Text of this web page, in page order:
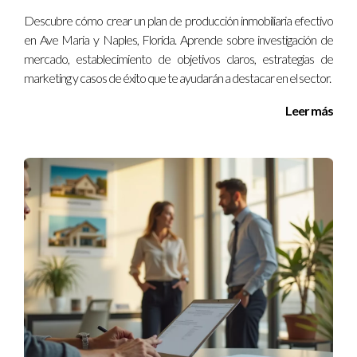
los resultados.
Preguntas frecuentes
¿Por qué es importante planificar en Miami?
anticipar problemas potenciales en una ciudad con muchas
oportunidades y desafíos.
¿Cómo puedo comenzar a planificar?
Puedes empezar estableciendo metas claras y creando un
cronograma con tareas específicas para alcanzarlas.
¿Qué herramientas puedo usar para la
planificación?
Existen muchas herramientas digitales como Trello o Asana
Descubre cómo crear un plan de producción inmobiliaria efectivo
en Ave Maria y Naples, Florida. Aprende sobre investigación de
mercado, establecimiento de objetivos claros, estrategias de
marketing y casos de éxito que te ayudarán a destacar en el sector.
Leer más